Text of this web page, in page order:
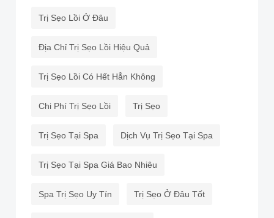
Trị Sẹo Lồi Ở Đâu
Địa Chỉ Trị Sẹo Lồi Hiệu Quả
Trị Sẹo Lồi Có Hết Hẳn Không
Chi Phí Trị Sẹo Lồi Trị Sẹo
Trị Sẹo Tại Spa Dịch Vụ Trị Sẹo Tại Spa
Trị Sẹo Tại Spa Giá Bao Nhiêu
Spa Trị Sẹo Uy Tín Trị Sẹo Ở Đâu Tốt